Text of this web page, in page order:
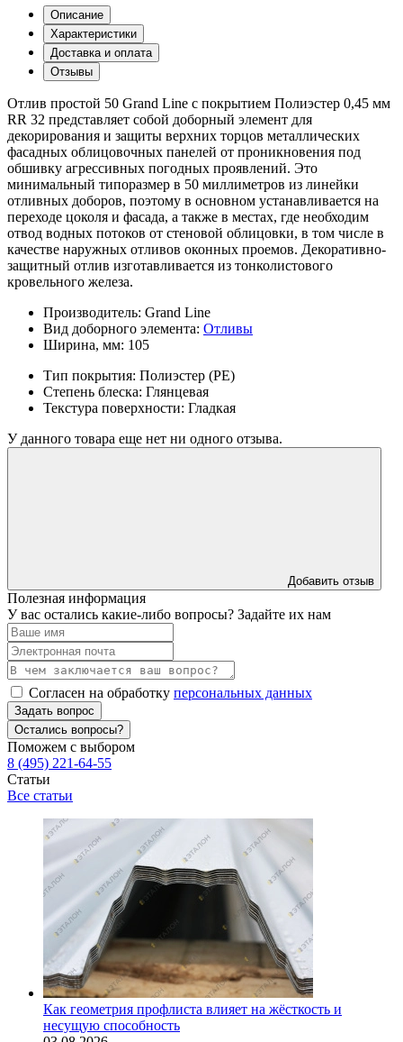
Описание
Характеристики
Доставка и оплата
Отзывы
Отлив простой 50 Grand Line с покрытием Полиэстер 0,45 мм
RR 32 представляет собой доборный элемент для
декорирования и защиты верхних торцов металлических
фасадных облицовочных панелей от проникновения под
обшивку агрессивных погодных проявлений. Это
минимальный типоразмер в 50 миллиметров из линейки
отливных доборов, поэтому в основном устанавливается на
переходе цоколя и фасада, а также в местах, где необходим
отвод водных потоков от стеновой облицовки, в том числе в
качестве наружных отливов оконных проемов. Декоративно-
защитный отлив изготавливается из тонколистового
кровельного железа.
Производитель: Grand Line
Вид доборного элемента: Отливы
Ширина, мм: 105
Тип покрытия: Полиэстер (PE)
Степень блеска: Глянцевая
Текстура поверхности: Гладкая
У данного товара еще нет ни одного отзыва.
Добавить отзыв
Полезная информация
У вас остались какие-либо вопросы? Задайте их нам
Согласен на обработку персональных данных
Задать вопрос
Остались вопросы?
Поможем с выбором
8 (495) 221-64-55
Статьи
Все статьи
Как геометрия профлиста влияет на жёсткость и
несущую способность